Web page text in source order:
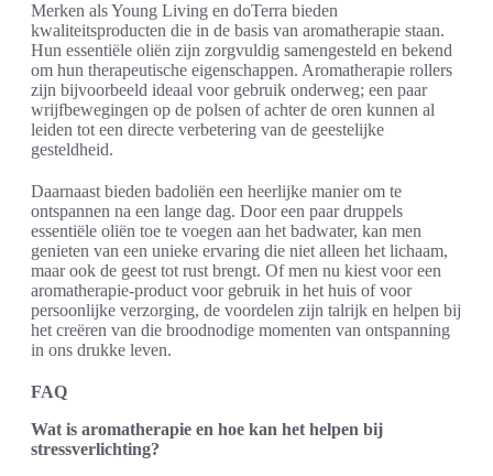
Merken als Young Living en doTerra bieden
kwaliteitsproducten die in de basis van aromatherapie staan.
Hun essentiële oliën zijn zorgvuldig samengesteld en bekend
om hun therapeutische eigenschappen. Aromatherapie rollers
zijn bijvoorbeeld ideaal voor gebruik onderweg; een paar
wrijfbewegingen op de polsen of achter de oren kunnen al
leiden tot een directe verbetering van de geestelijke
gesteldheid.
Daarnaast bieden badoliën een heerlijke manier om te
ontspannen na een lange dag. Door een paar druppels
essentiële oliën toe te voegen aan het badwater, kan men
genieten van een unieke ervaring die niet alleen het lichaam,
maar ook de geest tot rust brengt. Of men nu kiest voor een
aromatherapie-product voor gebruik in het huis of voor
persoonlijke verzorging, de voordelen zijn talrijk en helpen bij
het creëren van die broodnodige momenten van ontspanning
in ons drukke leven.
FAQ
Wat is aromatherapie en hoe kan het helpen bij
stressverlichting?